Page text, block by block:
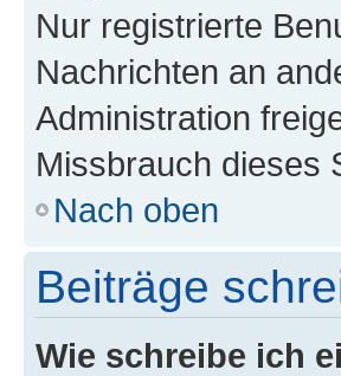
Nur registrierte
Nachrichten an
Administration
Missbrauch dieses
Nach oben
Beiträge
Wie schreibe ich